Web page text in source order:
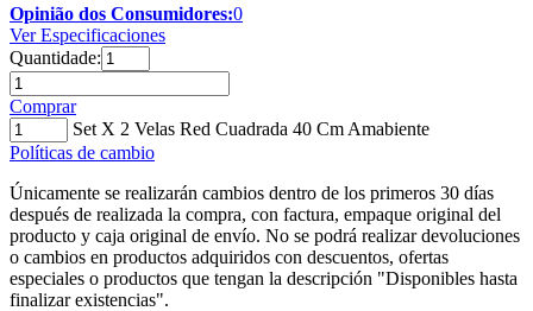
Opinião dos Consumidores:0
Ver Especificaciones
Quantidade:
Comprar
Set X 2 Velas Red Cuadrada 40 Cm Amabiente
Políticas de cambio
Únicamente se realizarán cambios dentro de los primeros 30 días
después de realizada la compra, con factura, empaque original del
producto y caja original de envío. No se podrá realizar devoluciones
o cambios en productos adquiridos con descuentos, ofertas
especiales o productos que tengan la descripción "Disponibles hasta
finalizar existencias".